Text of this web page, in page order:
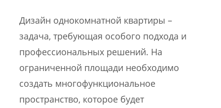
Дизайн однокомнатной квартиры –
задача, требующая особого подхода и
профессиональных решений. На
ограниченной площади необходимо
создать многофункциональное
пространство, которое будет